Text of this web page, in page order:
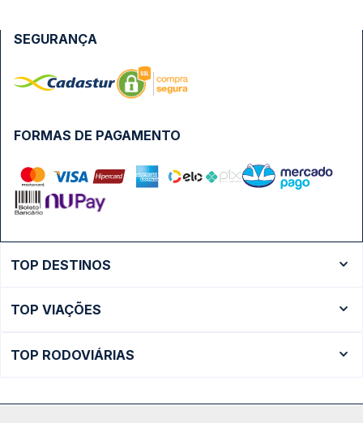
FORMAS DE PAGAMENTO
SEGURANÇA
TOP DESTINOS
Ônibus São Paulo
TOP VIAÇÕES
TOP RODOVIÁRIAS